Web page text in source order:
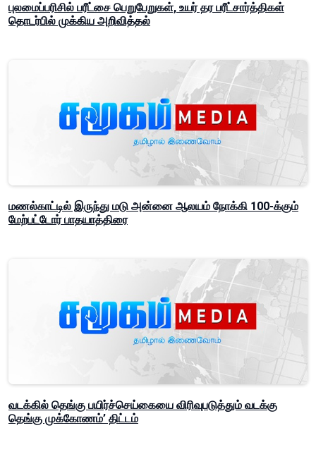
புலமைப்பரிசில் பரீட்சை பெறுபேறுகள், உயர் தர பரீட்சார்த்திகள்
தொடர்பில் முக்கிய அறிவித்தல்
மணல்காட்டில் இருந்து மடு அன்னை ஆலயம் நோக்கி 100-க்கும்
மேற்பட்டோர் பாதயாத்திரை
வடக்கில் தெங்கு பயிர்ச்செய்கையை விரிவுபடுத்தும் வடக்கு
தெங்கு முக்கோணம்’ திட்டம்